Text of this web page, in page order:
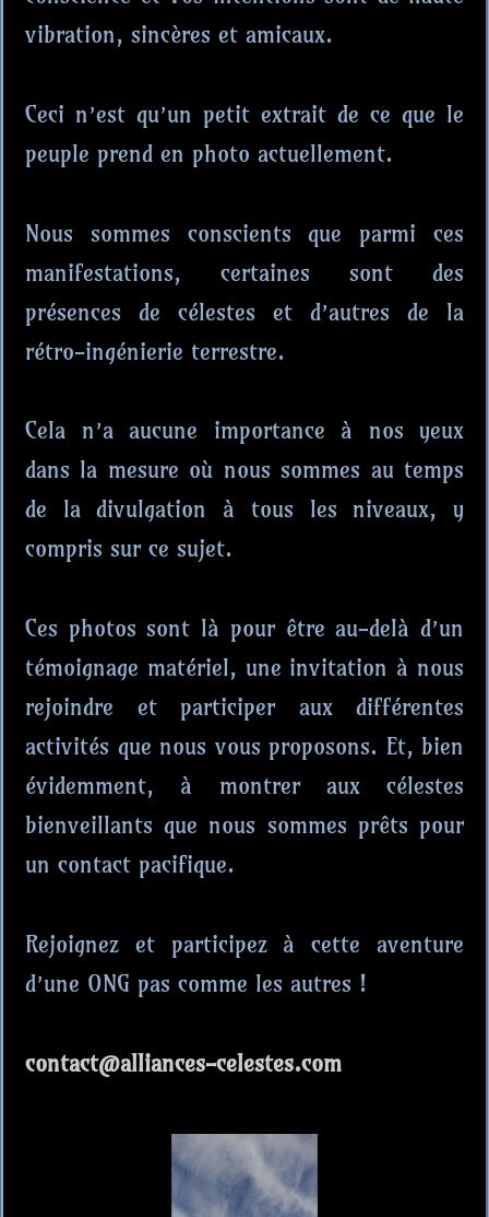
vibration, sincères et amicaux.
Ceci n’est qu’un petit extrait de ce que le
peuple prend en photo actuellement.
Nous sommes conscients que parmi ces
manifestations, certaines sont des
présences de célestes et d’autres de la
rétro-ingénierie terrestre.
Cela n’a aucune importance à nos yeux
dans la mesure où nous sommes au temps
de la divulgation à tous les niveaux, y
compris sur ce sujet.
Ces photos sont là pour être au-delà d’un
témoignage matériel, une invitation à nous
rejoindre et participer aux différentes
activités que nous vous proposons. Et, bien
évidemment, à montrer aux célestes
bienveillants que nous sommes prêts pour
un contact pacifique.
Rejoignez et participez à cette aventure
d’une ONG pas comme les autres !
contact@alliances-celestes.com